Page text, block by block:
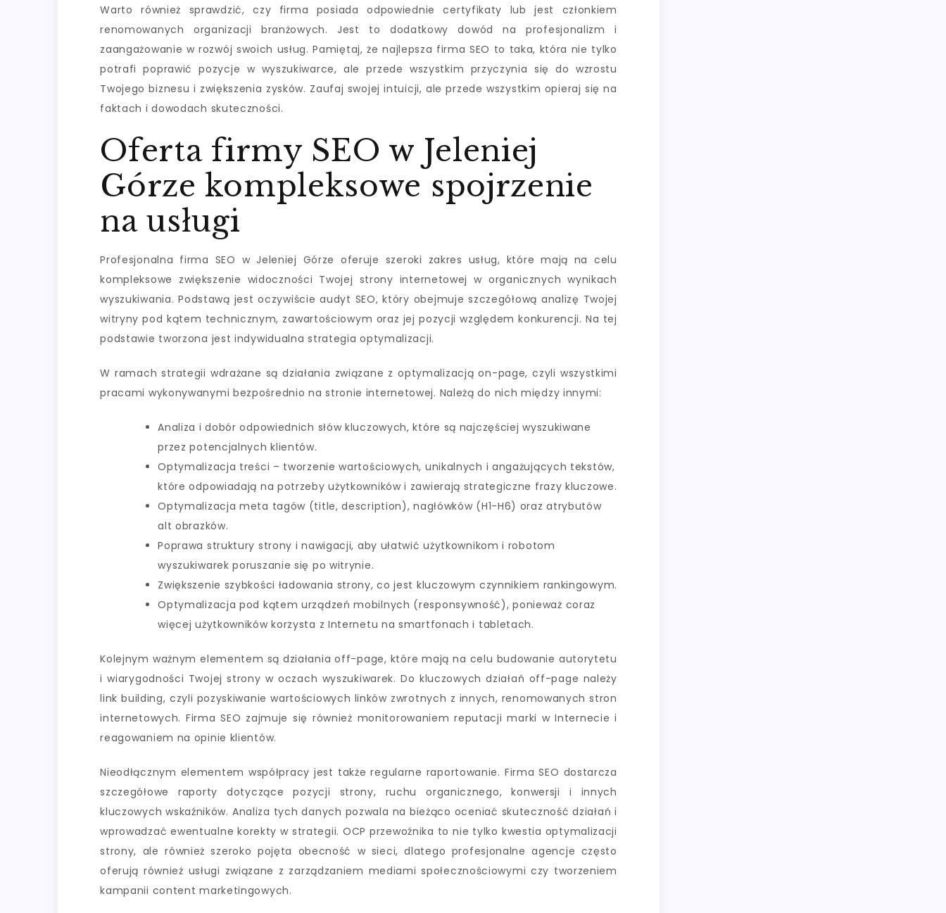
Warto również sprawdzić, czy firma posiada odpowiednie certyfikaty lub jest członkiem
renomowanych organizacji branżowych. Jest to dodatkowy dowód na profesjonalizm i
zaangażowanie w rozwój swoich usług. Pamiętaj, że najlepsza firma SEO to taka, która nie tylko
potrafi poprawić pozycje w wyszukiwarce, ale przede wszystkim przyczynia się do wzrostu
Twojego biznesu i zwiększenia zysków. Zaufaj swojej intuicji, ale przede wszystkim opieraj się na
faktach i dowodach skuteczności.
Oferta firmy SEO w Jeleniej
Górze kompleksowe spojrzenie
na usługi
Profesjonalna firma SEO w Jeleniej Górze oferuje szeroki zakres usług, które mają na celu
kompleksowe zwiększenie widoczności Twojej strony internetowej w organicznych wynikach
wyszukiwania. Podstawą jest oczywiście audyt SEO, który obejmuje szczegółową analizę Twojej
witryny pod kątem technicznym, zawartościowym oraz jej pozycji względem konkurencji. Na tej
podstawie tworzona jest indywidualna strategia optymalizacji.
W ramach strategii wdrażane są działania związane z optymalizacją on-page, czyli wszystkimi
pracami wykonywanymi bezpośrednio na stronie internetowej. Należą do nich między innymi:
Analiza i dobór odpowiednich słów kluczowych, które są najczęściej wyszukiwane
przez potencjalnych klientów.
Optymalizacja treści – tworzenie wartościowych, unikalnych i angażujących tekstów,
które odpowiadają na potrzeby użytkowników i zawierają strategiczne frazy kluczowe.
Optymalizacja meta tagów (title, description), nagłówków (H1-H6) oraz atrybutów
alt obrazków.
Poprawa struktury strony i nawigacji, aby ułatwić użytkownikom i robotom
wyszukiwarek poruszanie się po witrynie.
Zwiększenie szybkości ładowania strony, co jest kluczowym czynnikiem rankingowym.
Optymalizacja pod kątem urządzeń mobilnych (responsywność), ponieważ coraz
więcej użytkowników korzysta z Internetu na smartfonach i tabletach.
Kolejnym ważnym elementem są działania off-page, które mają na celu budowanie autorytetu
i wiarygodności Twojej strony w oczach wyszukiwarek. Do kluczowych działań off-page należy
link building, czyli pozyskiwanie wartościowych linków zwrotnych z innych, renomowanych stron
internetowych. Firma SEO zajmuje się również monitorowaniem reputacji marki w Internecie i
reagowaniem na opinie klientów.
Nieodłącznym elementem współpracy jest także regularne raportowanie. Firma SEO dostarcza
szczegółowe raporty dotyczące pozycji strony, ruchu organicznego, konwersji i innych
kluczowych wskaźników. Analiza tych danych pozwala na bieżąco oceniać skuteczność działań i
wprowadzać ewentualne korekty w strategii. OCP przewoźnika to nie tylko kwestia optymalizacji
strony, ale również szeroko pojęta obecność w sieci, dlatego profesjonalne agencje często
oferują również usługi związane z zarządzaniem mediami społecznościowymi czy tworzeniem
kampanii content marketingowych.